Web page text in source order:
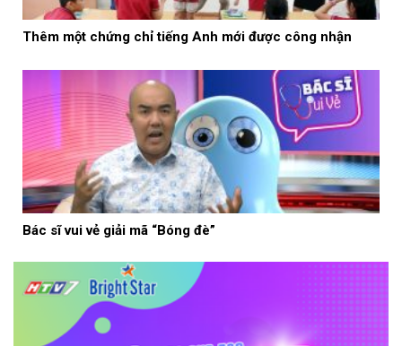
Thêm một chứng chỉ tiếng Anh mới được công nhận
Bác sĩ vui vẻ giải mã “Bóng đè”